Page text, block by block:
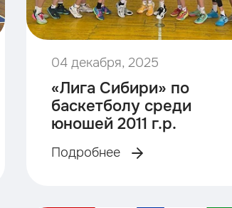
04 декабря, 2025
«Лига Сибири» по
баскетболу среди
юношей 2011 г.р.
Подробнее